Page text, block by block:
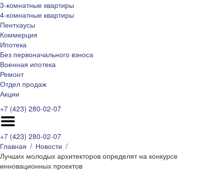
3-комнатные квартиры
4-комнатные квартиры
Пентхаусы
Коммерция
Ипотека
Без первоначального взноса
Военная ипотека
Ремонт
Отдел продаж
Акции
+7 (423) 280-02-07
+7 (423) 280-02-07
Главная
Новости
Лучших молодых архитекторов определят на конкурсе
инновационных проектов